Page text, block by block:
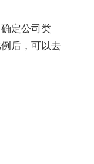
定公司类
后，可以去